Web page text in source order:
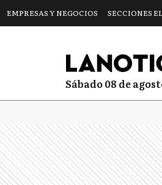
EMPRESAS Y NEGOCIOS SECCIONES
sábado 08 de